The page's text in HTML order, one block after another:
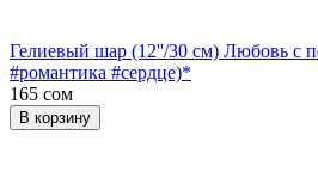
Гелиевый шар (12''/30 см) Любовь с
#романтика #сердце)*
165 сом
В корзину